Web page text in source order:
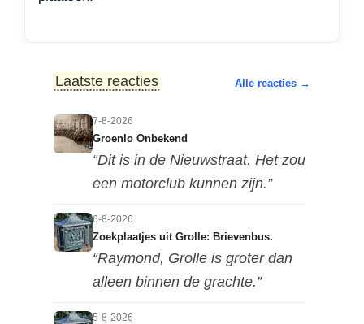
Laatste reacties Alle reacties →
7-8-2026
Groenlo Onbekend
“Dit is in de Nieuwstraat. Het zou
een motorclub kunnen zijn.”
6-8-2026
Zoekplaatjes uit Grolle: Brievenbus.
“Raymond, Grolle is groter dan
alleen binnen de grachte.”
5-8-2026